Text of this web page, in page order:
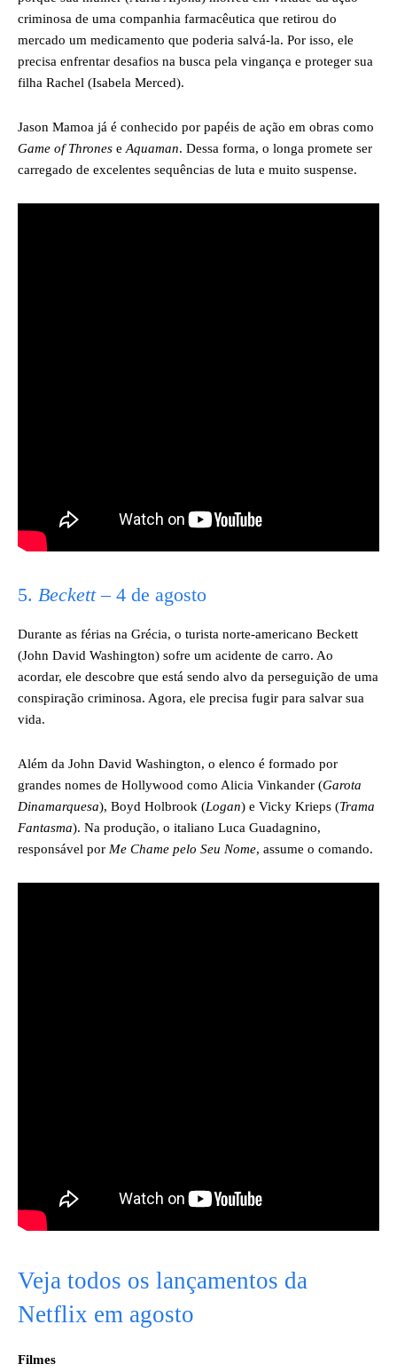
criminosa de uma companhia farmacêutica que retirou do
mercado um medicamento que poderia salvá-la. Por isso, ele
precisa enfrentar desafios na busca pela vingança e proteger sua
filha Rachel (Isabela Merced).
Jason Mamoa já é conhecido por papéis de ação em obras como
Game of Thrones e Aquaman. Dessa forma, o longa promete ser
carregado de excelentes sequências de luta e muito suspense.
5. Beckett– 4 de agosto
Durante as férias na Grécia, o turista norte-americano Beckett
(John David Washington) sofre um acidente de carro. Ao
acordar, ele descobre que está sendo alvo da perseguição de uma
conspiração criminosa. Agora, ele precisa fugir para salvar sua
vida.
Além da John David Washington, o elenco é formado por
grandes nomes de Hollywood como Alicia Vinkander (Garota
Dinamarquesa), Boyd Holbrook (Logan) e Vicky Krieps (Trama
Fantasma). Na produção, o italiano Luca Guadagnino,
responsável por Me Chame pelo Seu Nome, assume o comando.
Veja todos os lançamentos da
Netflix em agosto
Filmes